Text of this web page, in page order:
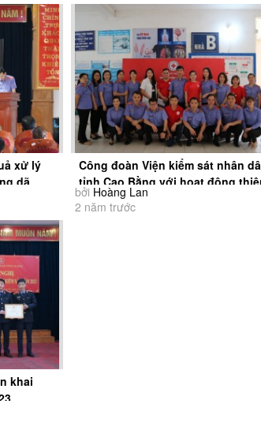
xử lý
dã
Công đoàn Viện kiểm sát nhân
tỉnh Cao Bằng với hoạt động
nguyện...
bởi Hoàng Lan
2 năm trước
khai